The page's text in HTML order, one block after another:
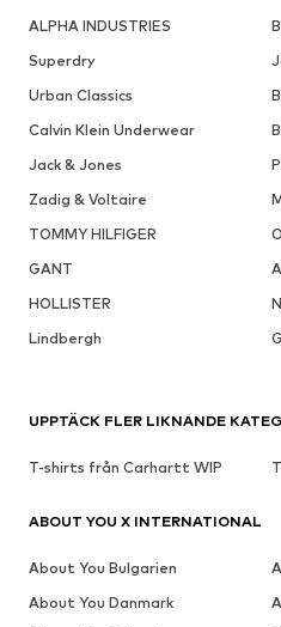
ALPHA INDUSTRIES
Superdry
Urban Classics
Calvin Klein Underwear
Jack & Jones
Zadig & Voltaire
TOMMY HILFIGER
GANT
HOLLISTER
Lindbergh
UPPTÄCK FLER LIKNANDE
T-shirts från Carhartt WIP
ABOUT YOU X INTERNATIONAL
About You Bulgarien
About You Danmark